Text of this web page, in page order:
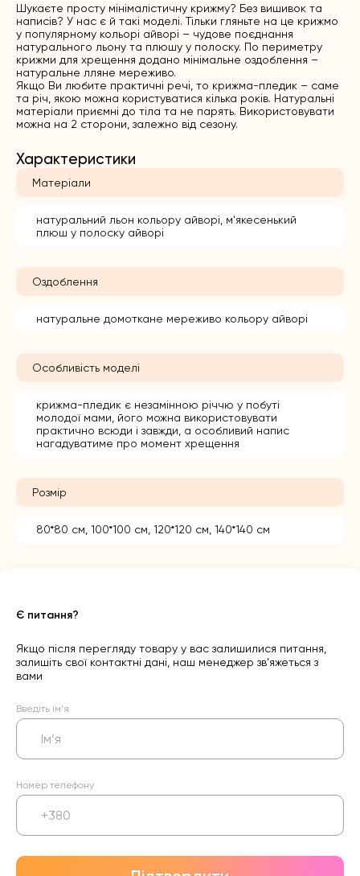
Шукаєте просту мінімалістичну крижму? Без вишивок та
написів? У нас є й такі моделі. Тільки гляньте на це крижмо
у популярному кольорі айворі – чудове поєднання
натурального льону та плюшу у полоску. По периметру
крижми для хрещення додано мінімальне оздоблення –
натуральне лляне мереживо.
Якщо Ви любите практичні речі, то крижма-пледик – саме
та річ, якою можна користуватися кілька років. Натуральні
матеріали приємні до тіла та не парять. Використовувати
можна на 2 сторони, залежно від сезону.
Характеристики
Матеріали
натуральний льон кольору айворі, м'якесенький
плюш у полоску айворі
Оздоблення
натуральне домоткане мереживо кольору айворі
Особливість моделі
крижма-пледик є незамінною річчю у побуті
молодої мами, його можна використовувати
практично всюди і завжди, а особливий напис
нагадуватиме про момент хрещення
Розмір
80*80 см, 100*100 см, 120*120 см, 140*140 см
Є питання?
Якщо після перегляду товару у вас залишилися питання,
залишіть свої контактні дані, наш менеджер зв’яжеться з
вами
Введіть ім’я
Номер телефону